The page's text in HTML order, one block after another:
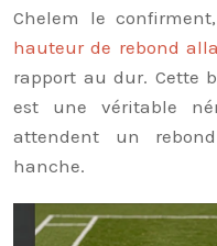
Chelem le
hauteur de rebond
rapport au dur. Cette
est une véritable
attendent un
hanche.